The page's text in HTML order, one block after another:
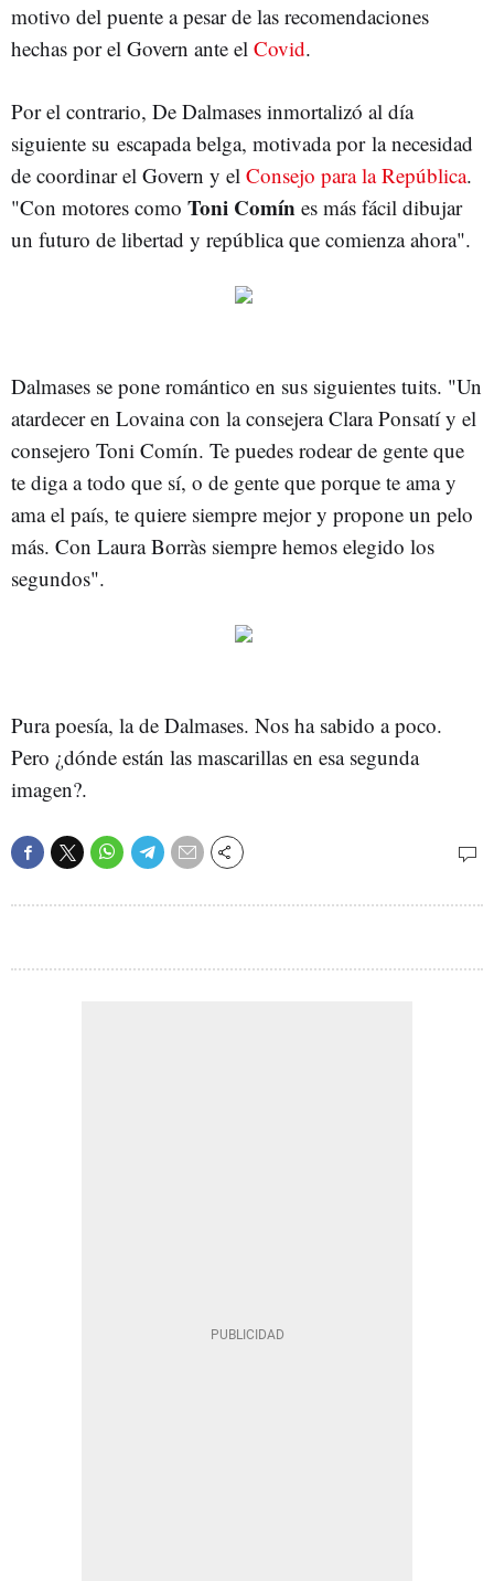
motivo del puente a pesar de las recomendaciones
hechas por el Govern ante el Covid.
Por el contrario, De Dalmases inmortalizó al día
siguiente su escapada belga, motivada por la necesidad
de coordinar el Govern y el Consejo para la República.
"Con motores como Toni Comín es más fácil dibujar
un futuro de libertad y república que comienza ahora".
Dalmases se pone romántico en sus siguientes tuits. "Un
atardecer en Lovaina con la consejera Clara Ponsatí y el
consejero Toni Comín. Te puedes rodear de gente que
te diga a todo que sí, o de gente que porque te ama y
ama el país, te quiere siempre mejor y propone un pelo
más. Con Laura Borràs siempre hemos elegido los
segundos".
Pura poesía, la de Dalmases. Nos ha sabido a poco.
Pero ¿dónde están las mascarillas en esa segunda
imagen?.